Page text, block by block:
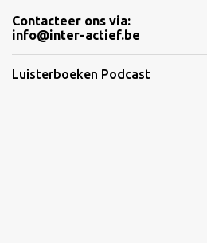
Contacteer ons via:
info@inter-actief.be
Luisterboeken Podcast